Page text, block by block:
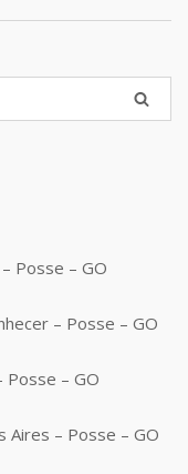
Posse – GO
– Posse – GO
– GO
– Posse – GO